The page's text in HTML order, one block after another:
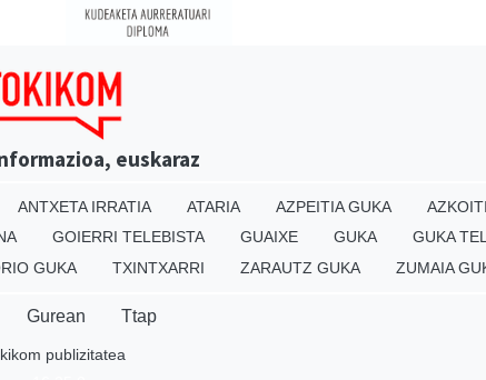
euskaraz
ANTXETA IRRATIA ATARIA AZPEITIA GUKA
GOIERRI TELEBISTA GUAIXE GUKA GUKA
GUKA TXINTXARRI ZARAUTZ GUKA ZUMAIA
Gurean Ttap
publizitatea